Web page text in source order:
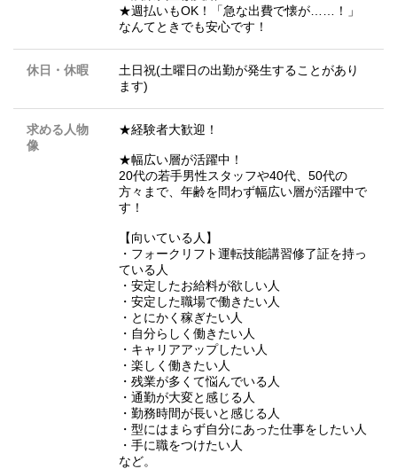
★週払いもOK！「急な出費で懐が……！」
なんてときでも安心です！
休日・休暇
土日祝(土曜日の出勤が発生することがあり
ます)
求める人物
像
★経験者大歓迎！
★幅広い層が活躍中！
20代の若手男性スタッフや40代、50代の
方々まで、年齢を問わず幅広い層が活躍中で
す！
【向いている人】
・フォークリフト運転技能講習修了証を持っ
ている人
・安定したお給料が欲しい人
・安定した職場で働きたい人
・とにかく稼ぎたい人
・自分らしく働きたい人
・キャリアアップしたい人
・楽しく働きたい人
・残業が多くて悩んでいる人
・通勤が大変と感じる人
・勤務時間が長いと感じる人
・型にはまらず自分にあった仕事をしたい人
・手に職をつけたい人
など。